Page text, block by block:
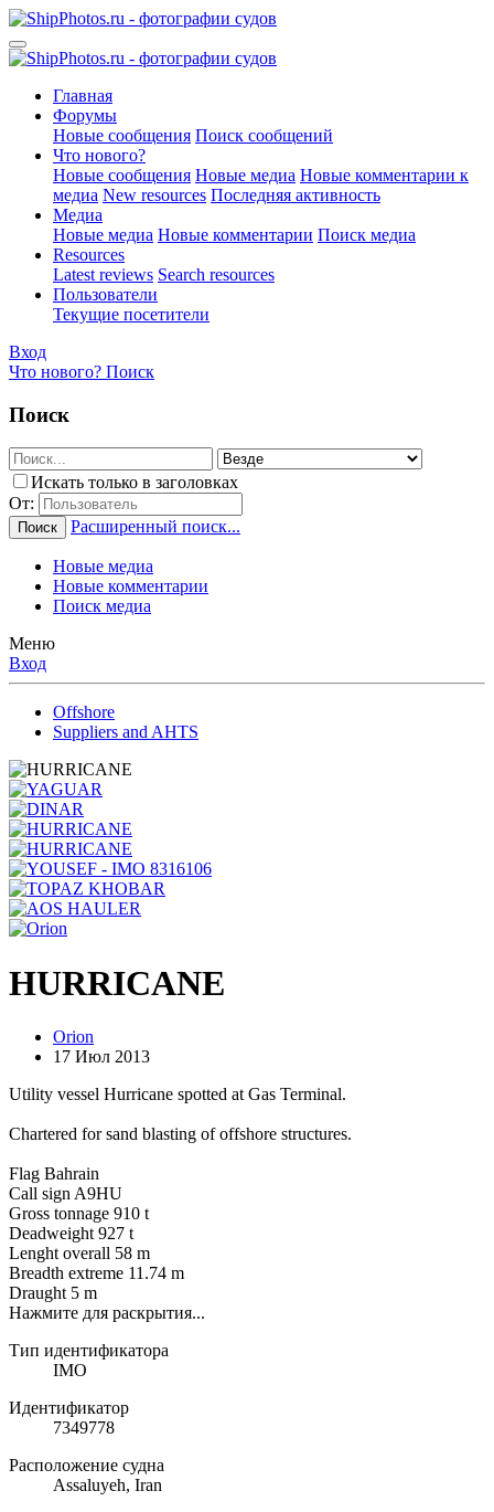
Главная
Форумы
Новые сообщения Поиск сообщений
Что нового?
Новые сообщения Новые медиа Новые комментарии к
медиа New resources Последняя активность
Медиа
Новые медиа Новые комментарии Поиск медиа
Resources
Latest reviews Search resources
Пользователи
Текущие посетители
Вход
Что нового? Поиск
Поиск
Искать только в заголовках
От:
Поиск Расширенный поиск...
Новые медиа
Новые комментарии
Поиск медиа
Меню
Вход
Offshore
Suppliers and AHTS
HURRICANE
Orion
17 Июл 2013
Utility vessel Hurricane spotted at Gas Terminal.
Chartered for sand blasting of offshore structures.
Flag Bahrain
Call sign A9HU
Gross tonnage 910 t
Deadweight 927 t
Lenght overall 58 m
Breadth extreme 11.74 m
Draught 5 m
Нажмите для раскрытия...
Тип идентификатора
IMO
Идентификатор
7349778
Расположение судна
Assaluyeh, Iran